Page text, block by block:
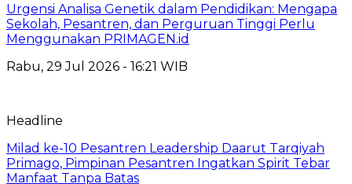
Urgensi Analisa Genetik dalam Pendidikan: Mengapa
Sekolah, Pesantren, dan Perguruan Tinggi Perlu
Menggunakan PRIMAGEN.id
Rabu, 29 Jul 2026 - 16:21 WIB
Headline
Milad ke-10 Pesantren Leadership Daarut Tarqiyah
Primago, Pimpinan Pesantren Ingatkan Spirit Tebar
Manfaat Tanpa Batas